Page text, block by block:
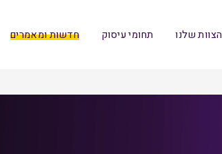
הצוות שלנו תחומי עיסוק חדשות ומאמרים